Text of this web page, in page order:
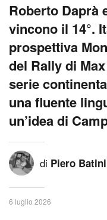
Roberto Daprà
vincono il 14°.
prospettiva
del Rally di
serie
una fluente
un’idea di
di Piero Batini
6 luglio 2026